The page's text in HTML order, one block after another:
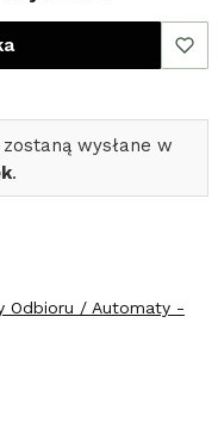
wysłane w
.
Odbioru / Automaty -